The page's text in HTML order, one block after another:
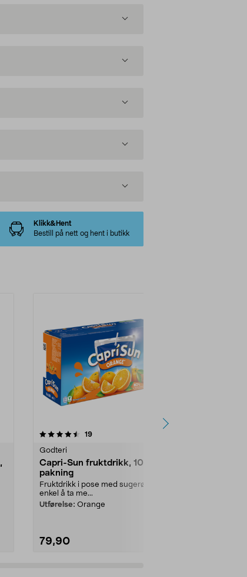
Klikk&Hent
Bestill på nett og hent i butikk
19anmeldelser
Godteri
Capri-Sun fruktdrikk, 10-
pakning
Fruktdrikk i pose med sugerør –
enkel å ta me...
Utførelse: Orange
79,90
4.5 av 5 stjerner